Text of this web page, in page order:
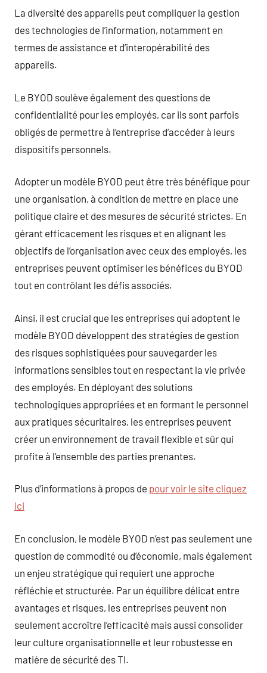
La diversité des appareils peut compliquer la gestion
des technologies de l’information, notamment en
termes de assistance et d’interopérabilité des
appareils.
Le BYOD soulève également des questions de
confidentialité pour les employés, car ils sont parfois
obligés de permettre à l’entreprise d’accéder à leurs
dispositifs personnels.
Adopter un modèle BYOD peut être très bénéfique pour
une organisation, à condition de mettre en place une
politique claire et des mesures de sécurité strictes. En
gérant efficacement les risques et en alignant les
objectifs de l’organisation avec ceux des employés, les
entreprises peuvent optimiser les bénéfices du BYOD
tout en contrôlant les défis associés.
Ainsi, il est crucial que les entreprises qui adoptent le
modèle BYOD développent des stratégies de gestion
des risques sophistiquées pour sauvegarder les
informations sensibles tout en respectant la vie privée
des employés. En déployant des solutions
technologiques appropriées et en formant le personnel
aux pratiques sécuritaires, les entreprises peuvent
créer un environnement de travail flexible et sûr qui
profite à l’ensemble des parties prenantes.
Plus d’informations à propos de pour voir le site cliquez
ici
En conclusion, le modèle BYOD n’est pas seulement une
question de commodité ou d’économie, mais également
un enjeu stratégique qui requiert une approche
réfléchie et structurée. Par un équilibre délicat entre
avantages et risques, les entreprises peuvent non
seulement accroître l’efficacité mais aussi consolider
leur culture organisationnelle et leur robustesse en
matière de sécurité des TI.